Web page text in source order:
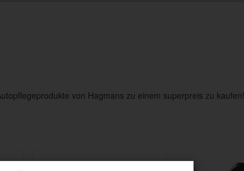
von Hagmans zu einem superpreis zu kaufen!